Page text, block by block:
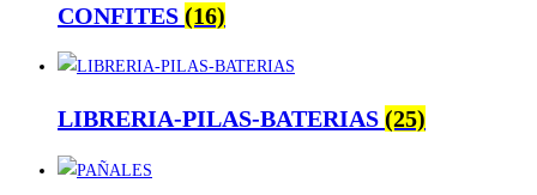
CONFITES (16)
LIBRERIA-PILAS-BATERIAS (25)